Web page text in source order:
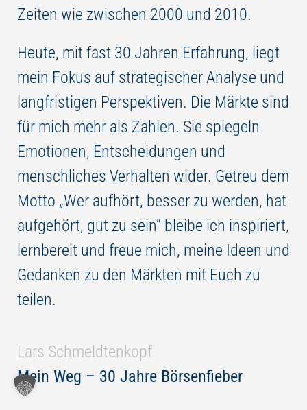
Zeiten wie zwischen 2000 und 2010.
Heute, mit fast 30 Jahren Erfahrung, liegt
mein Fokus auf strategischer Analyse und
langfristigen Perspektiven. Die Märkte sind
für mich mehr als Zahlen. Sie spiegeln
Emotionen, Entscheidungen und
menschliches Verhalten wider. Getreu dem
Motto „Wer aufhört, besser zu werden, hat
aufgehört, gut zu sein“ bleibe ich inspiriert,
lernbereit und freue mich, meine Ideen und
Gedanken zu den Märkten mit Euch zu
teilen.
Lars Schmeldtenkopf
Mein Weg – 30 Jahre Börsenfieber